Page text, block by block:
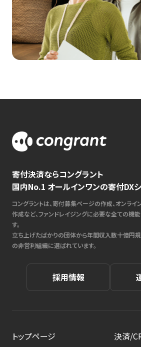
寄付決済ならコングラント
国内No.1 オールインワンの寄付DX
コングラントは、寄付募集ページの作成、オンライ
作成など、ファンドレイジングに必要な全ての機
す。
立ち上げたばかりの団体から年間収入数十億円
の非営利組織に選ばれています。
採用情報
トップページ
決済/